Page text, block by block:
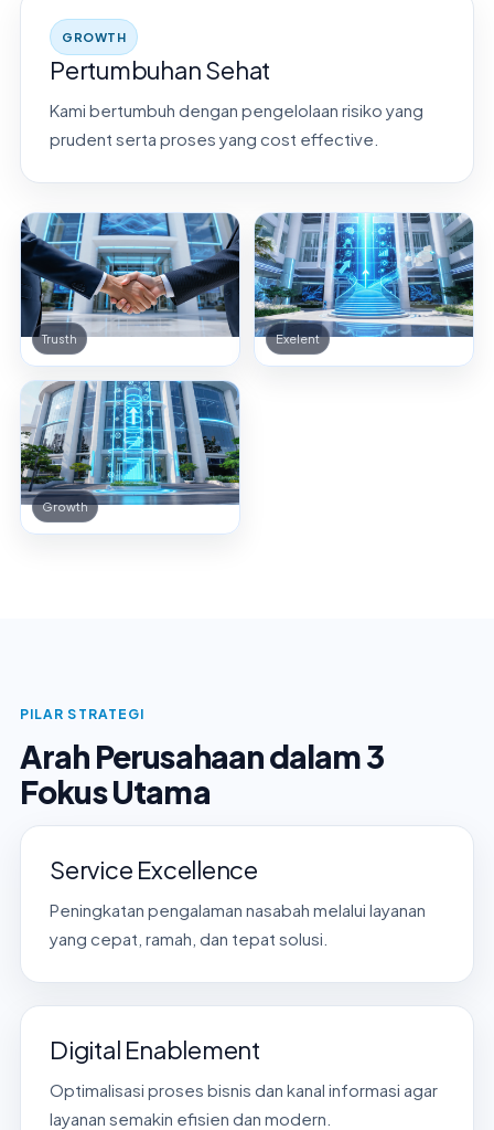
GROWTH
Pertumbuhan Sehat
Kami bertumbuh dengan pengelolaan risiko yang
prudent serta proses yang cost effective.
Trusth Exelent
Growth
PILAR STRATEGI
Arah Perusahaan dalam 3
Fokus Utama
Service Excellence
Peningkatan pengalaman nasabah melalui layanan
yang cepat, ramah, dan tepat solusi.
Digital Enablement
Optimalisasi proses bisnis dan kanal informasi agar
layanan semakin efisien dan modern.